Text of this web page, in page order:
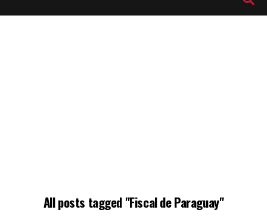
All posts tagged "Fiscal de Paraguay"